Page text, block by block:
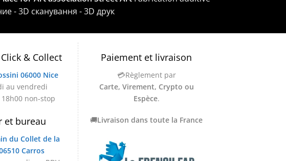
- 3D сканування - 3D друк
& Collect
06000 Nice
au vendredi
non-stop
et bureau
du Collet de la
Carros
Paiement et livraison
💳Règlement par
Carte, Virement, Crypto ou
Espèce.
🚚Livraison dans toute la France